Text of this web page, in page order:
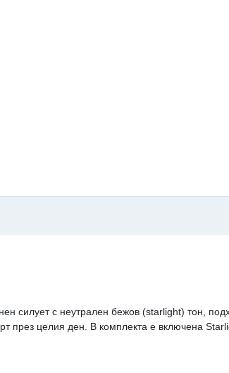
силует с неутрален бежов (starlight) тон,
през целия ден. В комплекта е включена